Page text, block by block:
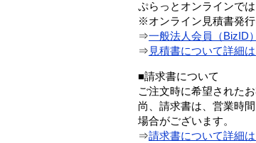
ぷらっとオンラインで
※オンライン見積書発行
⇒一般法人会員（BizID
⇒ 見積書について詳細
■請求書について
ご注文時に希望された
尚、請求書は、営業時
場合がございます。
⇒請求書について詳細